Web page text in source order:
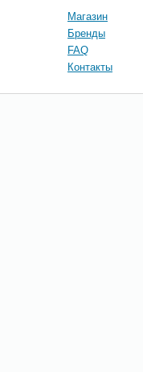
Магазин
Бренды
FAQ
Контакты